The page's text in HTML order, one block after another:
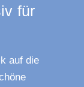
für
auf die